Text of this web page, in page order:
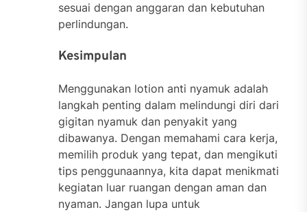
sesuai dengan anggaran dan kebutuhan
perlindungan.
Kesimpulan
Menggunakan lotion anti nyamuk adalah
langkah penting dalam melindungi diri dari
gigitan nyamuk dan penyakit yang
dibawanya. Dengan memahami cara kerja,
memilih produk yang tepat, dan mengikuti
tips penggunaannya, kita dapat menikmati
kegiatan luar ruangan dengan aman dan
nyaman. Jangan lupa untuk